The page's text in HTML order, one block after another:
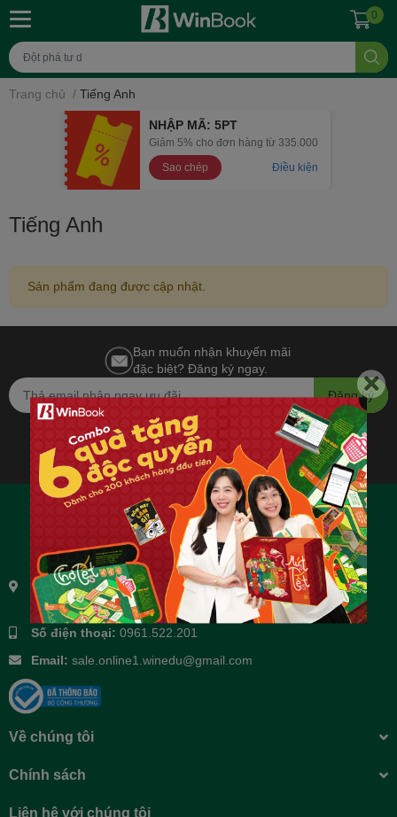
0
Trang chủ / Tiếng Anh
NHẬP MÃ: 5PT
Giảm 5% cho đơn hàng từ 335.000
Sao chép
Điều kiện
Tiếng Anh
Sản phẩm đang được cập nhật.
Bạn muốn nhận khuyến mãi
đặc biệt? Đăng ký ngay.
Đăng ký
Địa chỉ:Tầng 3 và tầng 4, số 14 ngõ 106 Hoàng Quốc Việt,
Phường Nghĩa Đô, Thành phố Hà Nội, Việt Nam
Số điện thoại: 0961.522.201
Email: sale.online1.winedu@gmail.com
Về chúng tôi
Chính sách
Liên hệ với chúng tôi